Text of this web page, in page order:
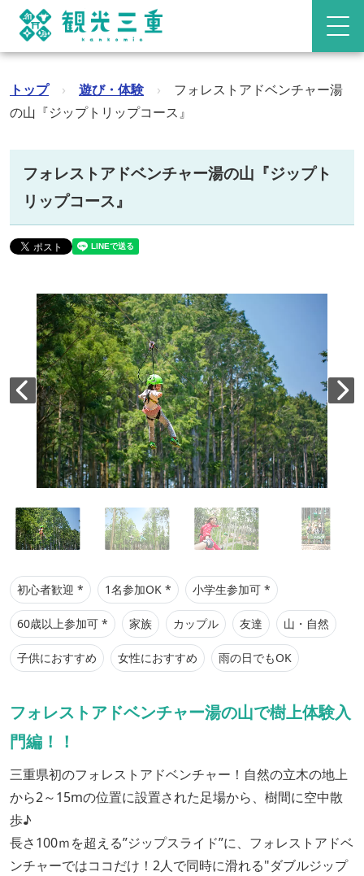
トップ › 遊び・体験 ›
フォレストアドベンチャー湯
の山『ジップトリップコース』
フォレストアドベンチャー湯の山『ジップト
リップコース』
初心者歓迎 * 1名参加OK * 小学生参加可 *
60歳以上参加可 * 家族 カップル 友達 山・自然
子供におすすめ 女性におすすめ 雨の日でもOK
フォレストアドベンチャー湯の山で樹上体験入
門編！！
三重県初のフォレストアドベンチャー！自然の立木の地上
から2～15mの位置に設置された足場から、樹間に空中散
歩♪
長さ100ｍを超える”ジップスライド”に、フォレストアドベ
ンチャーではココだけ！2人で同時に滑れる"ダブルジップ